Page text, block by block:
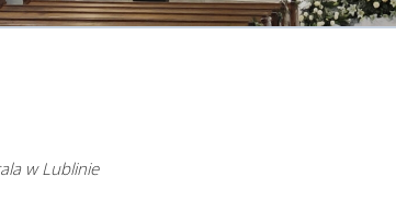
w Lublinie